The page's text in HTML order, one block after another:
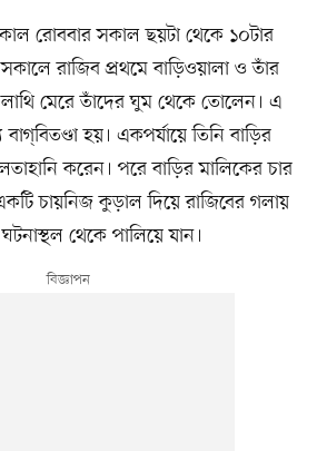
রোববার সকাল ছয়টা থেকে ১০টার
সকালে রাজিব প্রথমে বাড়িওয়ালা ও তাঁর
মেরে তাঁদের ঘুম থেকে তোলেন। এ
হয়। একপর্যায়ে তিনি বাড়ির
করেন। পরে বাড়ির মালিকের চার
চায়নিজ কুড়াল দিয়ে রাজিবের গলায়
থেকে পালিয়ে যান।